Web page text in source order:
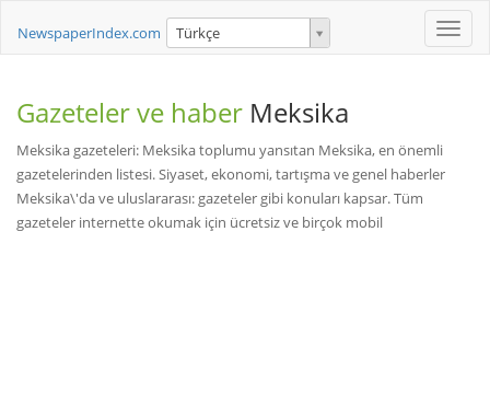
Toggle
NewspaperIndex.com Türkçe
Gazeteler ve haber Meksika
Meksika gazeteleri: Meksika toplumu yansıtan Meksika, en önemli
gazetelerinden listesi. Siyaset, ekonomi, tartışma ve genel haberler
Meksika\'da ve uluslararası: gazeteler gibi konuları kapsar. Tüm
gazeteler internette okumak için ücretsiz ve birçok mobil